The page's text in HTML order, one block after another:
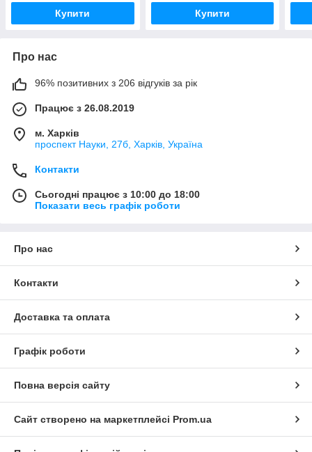
Купити Купити
Про нас
96% позитивних з 206 відгуків за рік
Працює з 26.08.2019
м. Харків
проспект Науки, 27б, Харків, Україна
Контакти
Сьогодні працює з 10:00 до 18:00
Показати весь графік роботи
Про нас
Контакти
Доставка та оплата
Графік роботи
Повна версія сайту
Сайт створено на маркетплейсі Prom.ua